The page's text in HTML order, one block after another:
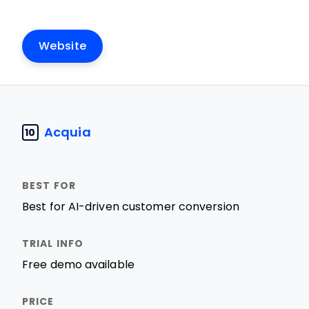
Website
10 Acquia
Best for AI-driven customer conversion
Free demo available